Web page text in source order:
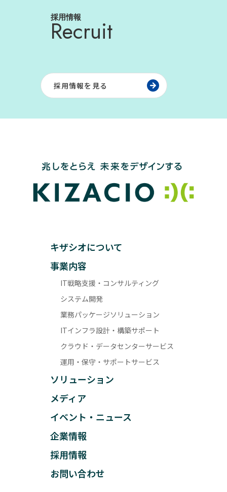
採用情報
Recruit
採用情報を見る
キザシオについて
事業内容
IT戦略支援・コンサルティング
システム開発
業務パッケージソリューション
ITインフラ設計・構築サポート
クラウド・データセンターサービス
運用・保守・サポートサービス
ソリューション
メディア
イベント・ニュース
企業情報
採用情報
お問い合わせ